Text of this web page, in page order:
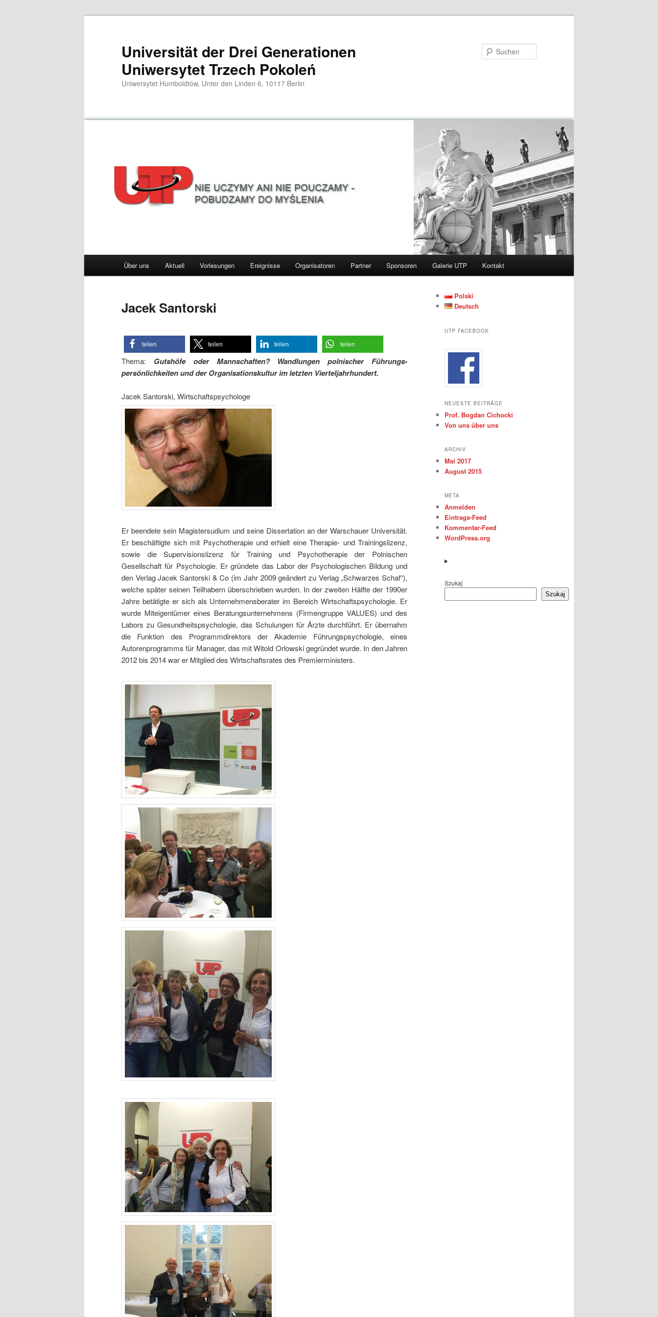
Universität der Drei Generationen
Uniwersytet Trzech Pokoleń
Uniwersytet Humboldtów, Unter den Linden 6, 10117 Berlin
Über uns Aktuell Vorlesungen Ereignisse Organisatoren Partner Sponsoren Galerie UTP Kontakt
Jacek Santorski
teilen teilen teilen teilen
Thema: Gutshöfe oder Mannschaften? Wandlungen polnischer Führungs-
persönlichkeiten und der Organisationskultur im letzten Vierteljahrhundert.
Jacek Santorski, Wirtschaftspsychologe
Er beendete sein Magistersudium und seine Dissertation an der Warschauer Universität.
Er beschäftigte sich mit Psychotherapie und erhielt eine Therapie- und Trainingslizenz,
sowie die Supervisionslizenz für Training und Psychotherapie der Polnischen
Gesellschaft für Psychologie. Er gründete das Labor der Psychologischen Bildung und
den Verlag Jacek Santorski & Co (im Jahr 2009 geändert zu Verlag „Schwarzes Schaf“),
welche später seinen Teilhabern überschrieben wurden. In der zweiten Hälfte der 1990er
Jahre betätigte er sich als Unternehmensberater im Bereich Wirtschaftspsychologie. Er
wurde Miteigentümer eines Beratungsunternehmens (Firmengruppe VALUES) und des
Labors zu Gesundheitspsychologie, das Schulungen für Ärzte durchführt. Er übernahm
die Funktion des Programmdirektors der Akademie Führungspsychologie, eines
Autorenprogramms für Manager, das mit Witold Orlowski gegründet wurde. In den Jahren
2012 bis 2014 war er Mitglied des Wirtschaftsrates des Premierministers.
Polski
Deutsch
UTP FACEBOOK
NEUESTE BEITRÄGE
Prof. Bogdan Cichocki
Von uns über uns
ARCHIV
Mai 2017
August 2015
META
Anmelden
Eintrags-Feed
Kommentar-Feed
WordPress.org
Szukaj
Szukaj